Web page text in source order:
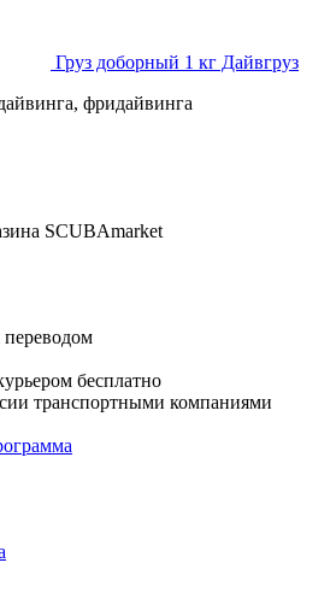
Груз доборный 1 кг Дайвгруз
фридайвинга
SCUBAmarket
бесплатно
транспортными компаниями